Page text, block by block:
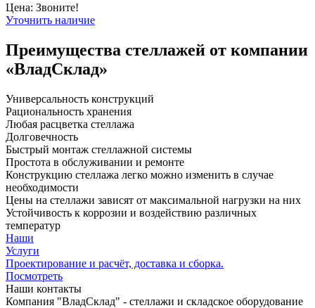
Цена: Звоните!
Уточнить наличие
Преимущества стеллажей от компании
«ВладСклад»
Универсальность конструкций
Рациональность хранения
Любая расцветка стеллажа
Долговечность
Быстрый монтаж стеллажной системы
Простота в обслуживании и ремонте
Конструкцию стеллажа легко можно изменить в случае
необходимости
Цены на стеллажи зависят от максимальной нагрузки на них
Устойчивость к коррозии и воздействию различных
температур
Наши
Услуги
Проектирование и расчёт, доставка и сборка.
Посмотреть
Наши контакты
Компания "ВладСклад" - стеллажи и складское оборудование